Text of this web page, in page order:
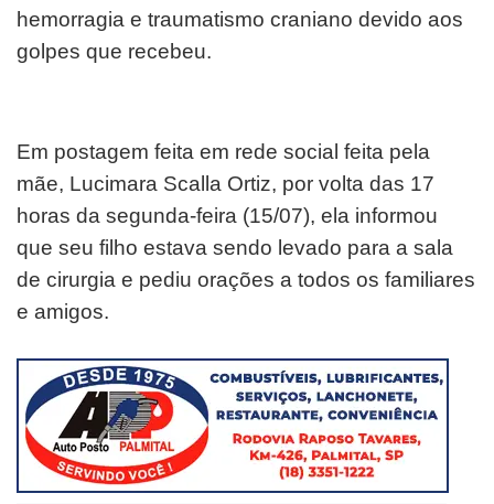
hemorragia e traumatismo craniano devido aos
golpes que recebeu.
Em postagem feita em rede social feita pela
mãe, Lucimara Scalla Ortiz, por volta das 17
horas da segunda-feira (15/07), ela informou
que seu filho estava sendo levado para a sala
de cirurgia e pediu orações a todos os familiares
e amigos.